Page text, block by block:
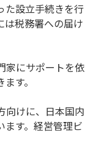
た設立手続きを行
は税務署への届け
家にサポートを依
す。
向けに、日本国内
ます。経営管理ビ